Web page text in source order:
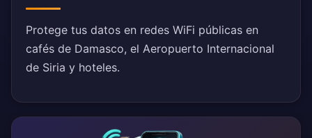
Protege tus datos en redes WiFi públicas en
cafés de Damasco, el Aeropuerto Internacional
de Siria y hoteles.